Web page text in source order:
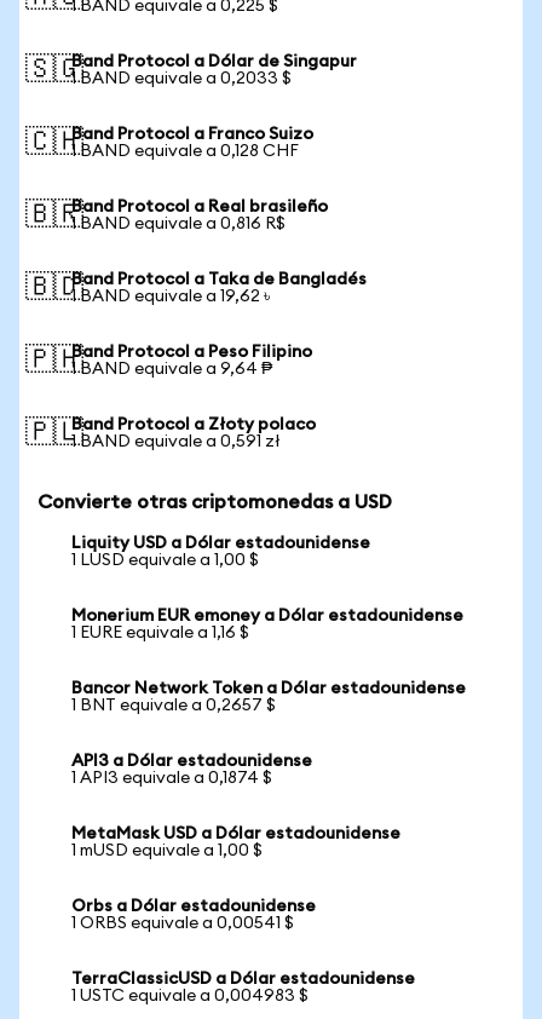
1 BAND equivale a 0,225 $
🇸🇬Band Protocol a Dólar de Singapur
1 BAND equivale a 0,2033 $
🇨🇭Band Protocol a Franco Suizo
1 BAND equivale a 0,128 CHF
🇧🇷Band Protocol a Real brasileño
1 BAND equivale a 0,816 R$
🇧🇩Band Protocol a Taka de Bangladés
1 BAND equivale a 19,62 ৳
🇵🇭Band Protocol a Peso Filipino
1 BAND equivale a 9,64 ₱
🇵🇱Band Protocol a Złoty polaco
1 BAND equivale a 0,591 zł
Convierte otras criptomonedas a USD
Liquity USD a Dólar estadounidense
1 LUSD equivale a 1,00 $
Monerium EUR emoney a Dólar estadounidense
1 EURE equivale a 1,16 $
Bancor Network Token a Dólar estadounidense
1 BNT equivale a 0,2657 $
API3 a Dólar estadounidense
1 API3 equivale a 0,1874 $
MetaMask USD a Dólar estadounidense
1 mUSD equivale a 1,00 $
Orbs a Dólar estadounidense
1 ORBS equivale a 0,00541 $
TerraClassicUSD a Dólar estadounidense
1 USTC equivale a 0,004983 $